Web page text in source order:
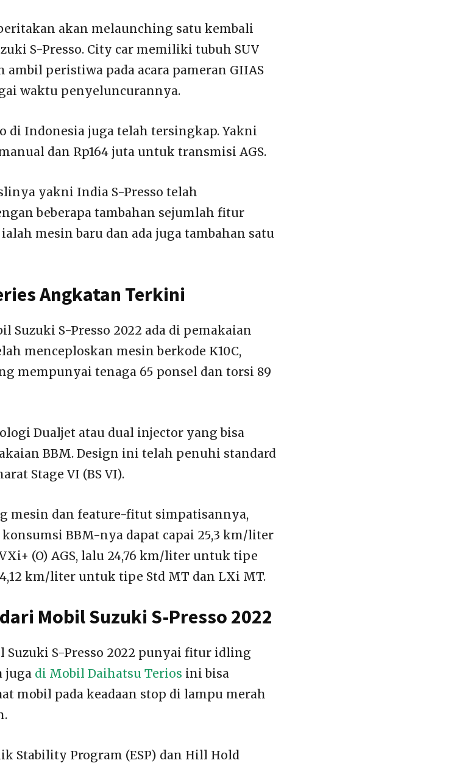
akan melaunching satu kembali
S-Presso. City car memiliki tubuh SUV
peristiwa pada acara pameran GIIAS
waktu penyeluncurannya.
di Indonesia juga telah tersingkap. Yakni
dan Rp164 juta untuk transmisi AGS.
yakni India S-Presso telah
beberapa tambahan sejumlah fitur
mesin baru dan ada juga tambahan satu
Angkatan Terkini
Suzuki S-Presso 2022 ada di pemakaian
menceploskan mesin berkode K10C,
mempunyai tenaga 65 ponsel dan torsi 89
Dualjet atau dual injector yang bisa
BBM. Design ini telah penuhi standard
Stage VI (BS VI).
mesin dan feature-fitut simpatisannya,
BBM-nya dapat capai 25,3 km/liter
(O) AGS, lalu 24,76 km/liter untuk tipe
km/liter untuk tipe Std MT dan LXi MT.
Mobil Suzuki S-Presso 2022
Suzuki S-Presso 2022 punyai fitur idling
juga di Mobil Daihatsu Terios ini bisa
mobil pada keadaan stop di lampu merah
Stability Program (ESP) dan Hill Hold